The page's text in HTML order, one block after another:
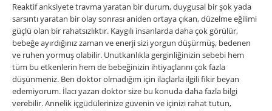
Reaktif anksiyete travma yaratan bir durum, duygusal bir şok yada
sarsıntı yaratan bir olay sonrası aniden ortaya çıkan, düzelme eğilimi
güçlü olan bir rahatsızlıktır. Kaygılı insanlarda daha çok görülür,
bebeğe ayırdığınız zaman ve enerji sizi yorgun düşürmüş, bedenen
ve ruhen yormuş olabilir. Unutkanlıkla gerginliğinizin sebebi hem
tüm bu etkenlerin hem de bebeğinizin ihtiyaçlarını çok fazla
düşünmeniz. Ben doktor olmadığım için ilaçlarla ilgili fikir beyan
edemiyorum. İlacı yazan doktor size bu konuda daha fazla bilgi
verebilir. Annelik içgüdülerinize güvenin ve içinizi rahat tutun,